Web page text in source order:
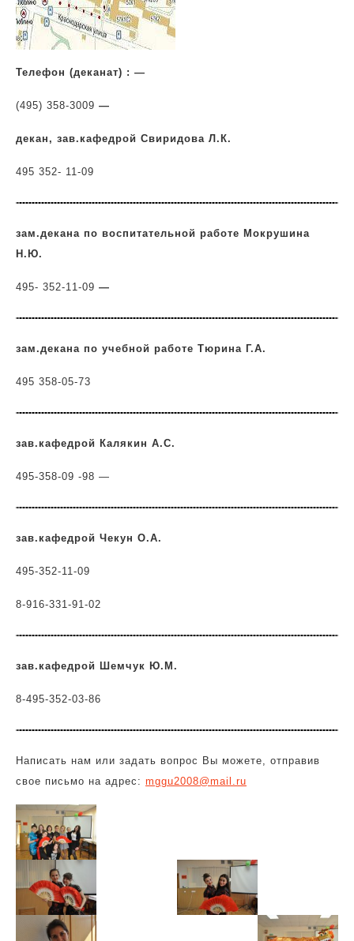
Телефон (деканат) : —
(495) 358-3009 —
декан, зав.кафедрой Свиридова Л.К.
495 352- 11-09
зам.декана по воспитательной работе Мокрушина
Н.Ю.
495- 352-11-09 —
зам.декана по учебной работе Тюрина Г.А.
495 358-05-73
зав.кафедрой Калякин А.С.
495-358-09 -98 —
зав.кафедрой Чекун О.А.
495-352-11-09
8-916-331-91-02
зав.кафедрой Шемчук Ю.М.
8-495-352-03-86
Написать нам или задать вопрос Вы можете, отправив
свое письмо на адрес: mggu2008@mail.ru